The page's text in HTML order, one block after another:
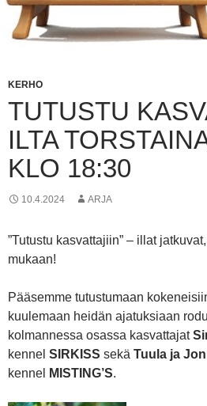
KERHO
TUTUSTU
ILTA
KLO 18:30
10.4.2024 ARJA
”Tutustu kasvattajiin” – illat
mukaan!
Pääsemme tutustumaan
kuulemaan heidän ajatuksiaan
kolmannessa osassa kasvattajat
kennel SIRKISS sekä Tuula ja
kennel
MISTING’S.